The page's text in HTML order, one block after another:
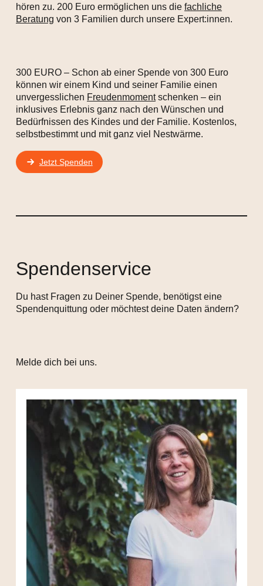
hören zu. 200 Euro ermöglichen uns die fachliche
Beratung von 3 Familien durch unsere Expert:innen.
300 EURO – Schon ab einer Spende von 300 Euro
können wir einem Kind und seiner Familie einen
unvergesslichen Freudenmomentschenken – ein
inklusives Erlebnis ganz nach den Wünschen und
Bedürfnissen des Kindes und der Familie. Kostenlos,
selbstbestimmt und mit ganz viel Nestwärme.
Jetzt Spenden
Spendenservice
Du hast Fragen zu Deiner Spende, benötigst eine
Spendenquittung oder möchtest deine Daten ändern?
Melde dich bei uns.